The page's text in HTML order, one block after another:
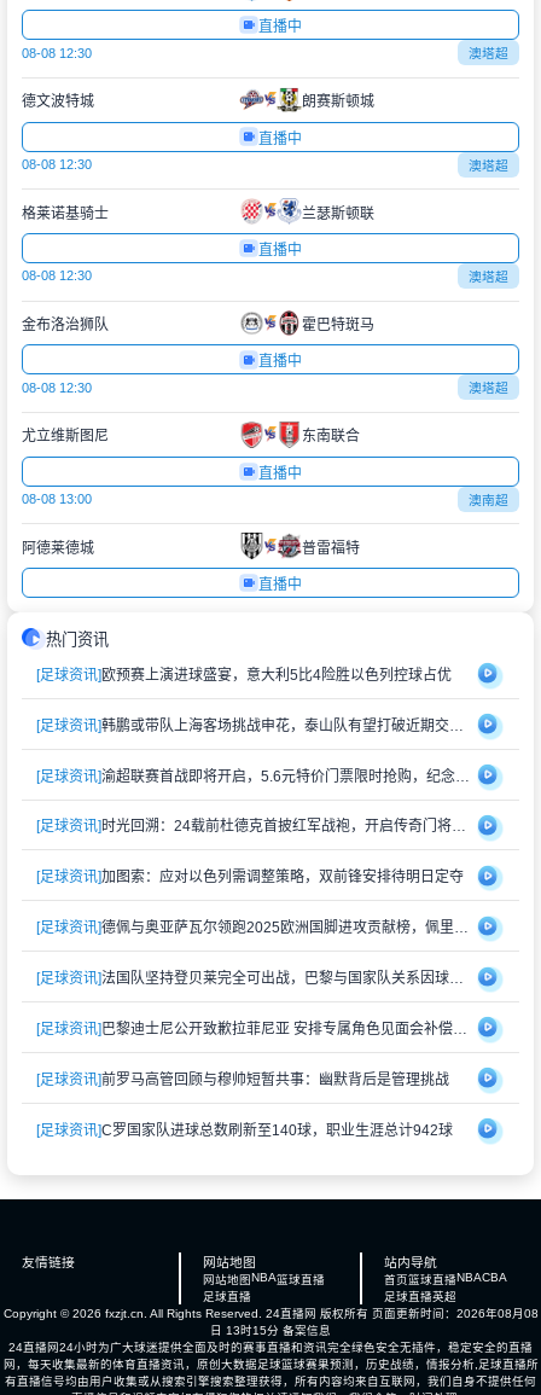
直播中
08-08 12:30 澳塔超
德文波特城 朗赛斯顿城
直播中
08-08 12:30 澳塔超
格莱诺基骑士 兰瑟斯顿联
直播中
08-08 12:30 澳塔超
金布洛治狮队 霍巴特斑马
直播中
08-08 12:30 澳塔超
尤立维斯图尼 东南联合
直播中
08-08 13:00 澳南超
阿德莱德城 普雷福特
直播中
热门资讯
[足球资讯]欧预赛上演进球盛宴，意大利5比4险胜以色列控球占优
[足球资讯]
[足球资讯] 渝超联赛首战即将开启，5.6元特价门票限时抢购，纪念礼品同步赠送
[足球资讯] 时光回溯：24载前杜德克首披红军战袍，开启传奇门将生涯
[足球资讯]加图索：应对以色列需调整策略，双前锋安排待明日定夺
[足球资讯] 德佩与奥亚萨瓦尔领跑2025欧洲国脚进攻贡献榜，佩里西奇紧随其后
[足球资讯] 法国队坚持登贝莱完全可出战，巴黎与国家队关系因球员伤情再度紧张
[足球资讯] 巴黎迪士尼公开致歉拉菲尼亚 安排专属角色见面会补偿受冷落经历
[足球资讯]前罗马高管回顾与穆帅短暂共事：幽默背后是管理挑战
[足球资讯]C罗国家队进球总数刷新至140球，职业生涯总计942球
友情链接 网站地图
网站地图 NBA篮球直播
足球直播
站内导航
首页篮球直播NBACBA
足球直播英超
Copyright © 2026 fxzjt.cn. All Rights Reserved. 24直播网 版权所有 页面更新时间：2026年08月08
日 13时15分 备案信息
24直播网24小时为广大球迷提供全面及时的赛事直播和资讯完全绿色安全无插件，稳定安全的直播
网，每天收集最新的体育直播资讯，原创大数据足球篮球赛果预测，历史战绩，情报分析,足球直播所
有直播信号均由用户收集或从搜索引擎搜索整理获得，所有内容均来自互联网，我们自身不提供任何